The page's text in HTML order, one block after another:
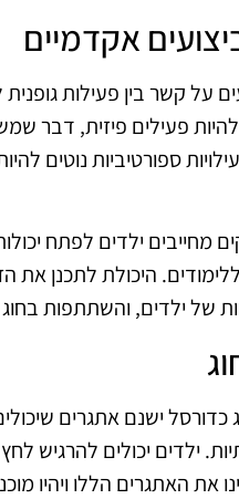
אקדמיים
על קשר בין פעילות
פעילים פיזית, דבר
ספורטיביות נוטים
מחייבים ילדים לפתח
ללימודים. היכולת לתכנן
ילדים, והשתתפות בחוג
כדורסל ישנם אתגרים
ילדים יכולים להרגיש
את האתגרים הללו ויהיו